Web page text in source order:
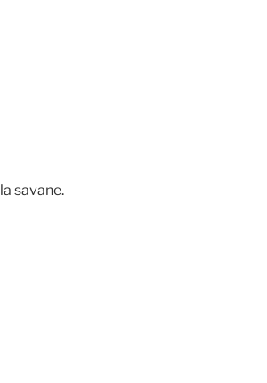
savane.